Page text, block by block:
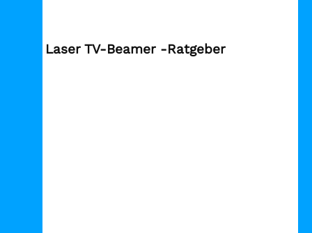
Laser TV-Beamer -Ratgeber